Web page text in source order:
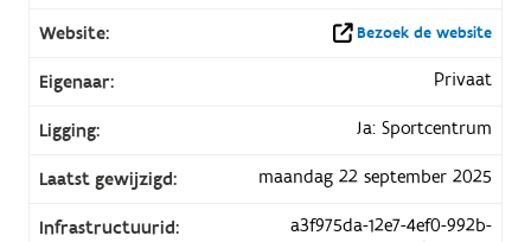
Website:
Bezoek de website
Eigenaar: Privaat
Ligging: Ja: Sportcentrum
Laatst gewijzigd: maandag 22 september 2025
Infrastructuurid:
a3f975da-12e7-4ef0-992b-